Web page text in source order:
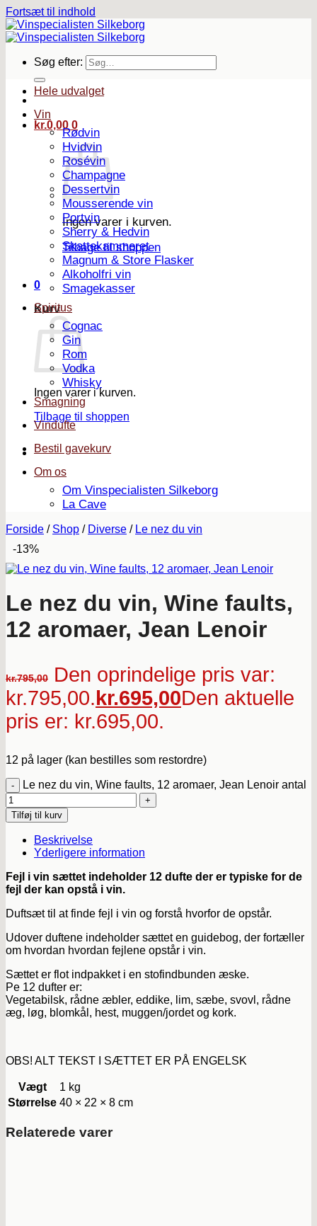
Fortsæt til indhold
Søg efter:
kr.0,00 0
Ingen varer i kurven.
Tilbage til shoppen
0
Kurv
Ingen varer i kurven.
Tilbage til shoppen
Hele udvalget
Vin
Rødvin
Hvidvin
Rosévin
Champagne
Dessertvin
Mousserende vin
Portvin
Sherry & Hedvin
Skattekammeret
Magnum & Store Flasker
Alkoholfri vin
Smagekasser
Spiritus
Cognac
Gin
Rom
Vodka
Whisky
Smagning
Vindufte
Bestil gavekurv
Om os
Om Vinspecialisten Silkeborg
La Cave
Forside / Shop / Diverse / Le nez du vin
-13%
Le nez du vin, Wine faults,
12 aromaer, Jean Lenoir
kr.795,00
Den oprindelige pris var:
kr.795,00. kr.695,00Den aktuelle
pris er: kr.695,00.
12 på lager (kan bestilles som restordre)
Le nez du vin, Wine faults, 12 aromaer, Jean Lenoir antal
Tilføj til kurv
Beskrivelse
Yderligere information
Fejl i vin sættet indeholder 12 dufte der er typiske for de
fejl der kan opstå i vin.
Duftsæt til at finde fejl i vin og forstå hvorfor de opstår.
Udover duftene indeholder sættet en guidebog, der fortæller
om hvordan hvordan fejlene opstår i vin.
Sættet er flot indpakket i en stofindbunden æske.
Pe 12 dufter er:
Vegetabilsk, rådne æbler, eddike, lim, sæbe, svovl, rådne
æg, løg, blomkål, hest, muggen/jordet og kork.
OBS! ALT TEKST I SÆTTET ER PÅ ENGELSK
Vægt
1 kg
Størrelse 40 × 22 × 8 cm
Relaterede varer